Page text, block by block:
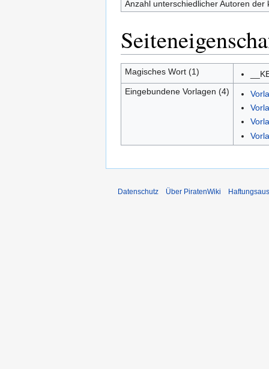
Anzahl unterschiedlicher Autoren
Magisches Wort (1)
Eingebundene Vorlagen (4)
Datenschutz Über PiratenWiki